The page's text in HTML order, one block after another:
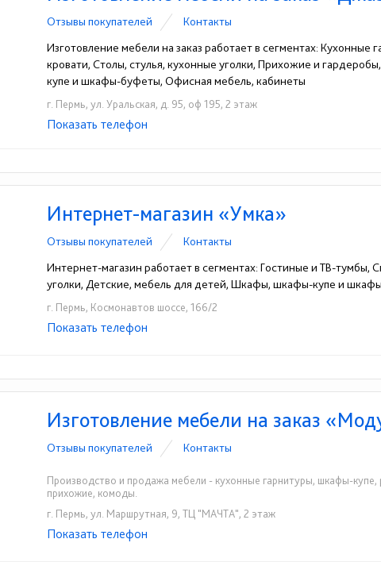
Отзывы покупателей
Контакты
Изготовление мебели на заказ работает в сегментах: Кухонные
кровати, Столы, стулья, кухонные уголки, Прихожие и
купе и шкафы-буфеты, Офисная мебель, кабинеты
г. Пермь, ул. Уральская, д. 95, оф 195, 2 этаж
☎+7(342)263-41-85
Показать телефон
Интернет-магазин «Умка»
Отзывы покупателей
Контакты
Интернет-магазин работает в сегментах: Гостиные и ТВ-тумбы,
уголки, Детские, мебель для детей, Шкафы, шкафы-купе и
г. Пермь, Космонавтов шоссе, 166/2
☎+7(342)247-11-01
Показать телефон
Изготовление мебели на заказ
Отзывы покупателей Контакты
Производство и продажа мебели - кухонные гарнитуры, шкафы-
прихожие, комоды.
г. Пермь, ул. Маршрутная, 9, ТЦ "МАЧТА", 2 этаж
☎+7 (342) 258-30-80
Показать телефон